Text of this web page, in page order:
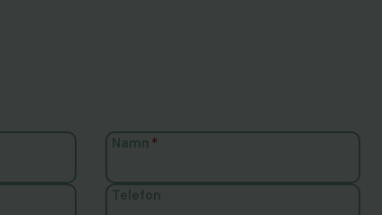
Namn *
Telefon